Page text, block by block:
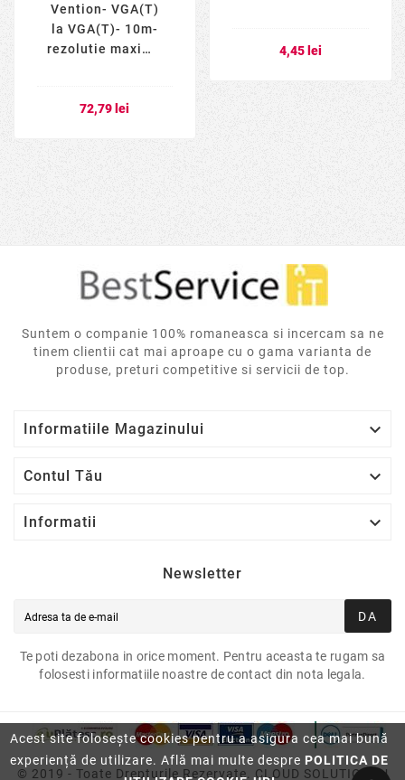
Acest site folosește cookies pentru a asigura cea mai bună
experiență de utilizare. Află mai multe despre POLITICA DE
Vention- VGA(T)
la VGA(T)- 10m-
rezolutie maxima
cupru- invelis
72,79 lei
4,45 lei
Suntem o companie 100% romaneasca si incercam sa ne
tinem clientii cat mai aproape cu o gama varianta de
produse, preturi competitive si servicii de top.
Informatiile Magazinului 
Contul Tău 
Informatii 
Newsletter
DA
Te poti dezabona in orice moment. Pentru aceasta te rugam sa
folosesti informatiile noastre de contact din nota legala.
© 2019 - Toate Drepturile Rezervate. CLOUD SOLUTION2U